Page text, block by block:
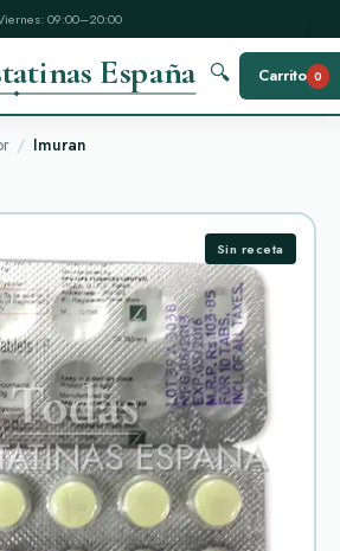
09:00–20:00
España 🔍 Carrito 0
Imuran
Sin receta